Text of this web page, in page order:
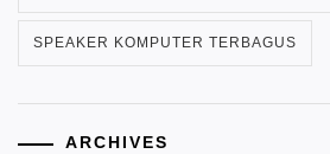
SPEAKER KOMPUTER TERBAGUS
ARCHIVES